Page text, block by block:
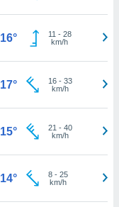
16° 11 - 28
km/h
17° 16- 33
km/h
15° 21 - 40
km/h
14° 8- 25
km/h